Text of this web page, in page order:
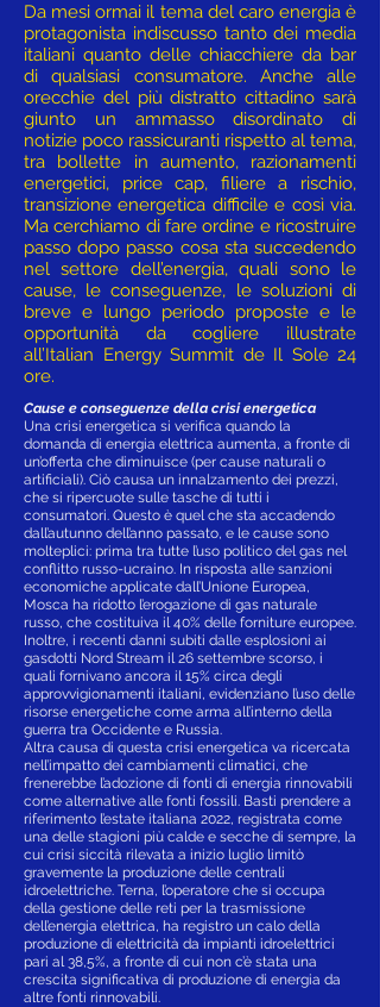
Da mesi ormai il tema del caro energia è
protagonista indiscusso tanto dei media
italiani quanto delle chiacchiere da bar
di qualsiasi consumatore. Anche alle
orecchie del più distratto cittadino sarà
giunto un ammasso disordinato di
notizie poco rassicuranti rispetto al tema,
tra bollette in aumento, razionamenti
energetici, price cap, filiere a rischio,
transizione energetica difficile e così via.
Ma cerchiamo di fare ordine e ricostruire
passo dopo passo cosa sta succedendo
nel settore dell’energia, quali sono le
cause, le conseguenze, le soluzioni di
breve e lungo periodo proposte e le
opportunità da cogliere illustrate
all’Italian Energy Summit de Il Sole 24
ore.
Cause e conseguenze della crisi energetica
Una crisi energetica si verifica quando la
domanda di energia elettrica aumenta, a fronte di
un’offerta che diminuisce (per cause naturali o
artificiali). Ciò causa un innalzamento dei prezzi,
che si ripercuote sulle tasche di tutti i
consumatori. Questo è quel che sta accadendo
dall’autunno dell’anno passato, e le cause sono
molteplici: prima tra tutte l’uso politico del gas nel
conflitto russo-ucraino. In risposta alle sanzioni
economiche applicate dall’Unione Europea,
Mosca ha ridotto l’erogazione di gas naturale
russo, che costituiva il 40% delle forniture europee.
Inoltre, i recenti danni subiti dalle esplosioni ai
gasdotti Nord Stream il 26 settembre scorso, i
quali fornivano ancora il 15% circa degli
approvvigionamenti italiani, evidenziano l’uso delle
risorse energetiche come arma all’interno della
guerra tra Occidente e Russia.
Altra causa di questa crisi energetica va ricercata
nell’impatto dei cambiamenti climatici, che
frenerebbe l’adozione di fonti di energia rinnovabili
come alternative alle fonti fossili. Basti prendere a
riferimento l’estate italiana 2022, registrata come
una delle stagioni più calde e secche di sempre, la
cui crisi siccità rilevata a inizio luglio limitò
gravemente la produzione delle centrali
idroelettriche. Terna, l’operatore che si occupa
della gestione delle reti per la trasmissione
dell’energia elettrica, ha registro un calo della
produzione di elettricità da impianti idroelettrici
pari al 38,5%, a fronte di cui non c’è stata una
crescita significativa di produzione di energia da
altre fonti rinnovabili.